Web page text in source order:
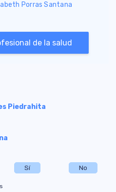
Porras Santana
de la salud
Piedrahita
Sí No